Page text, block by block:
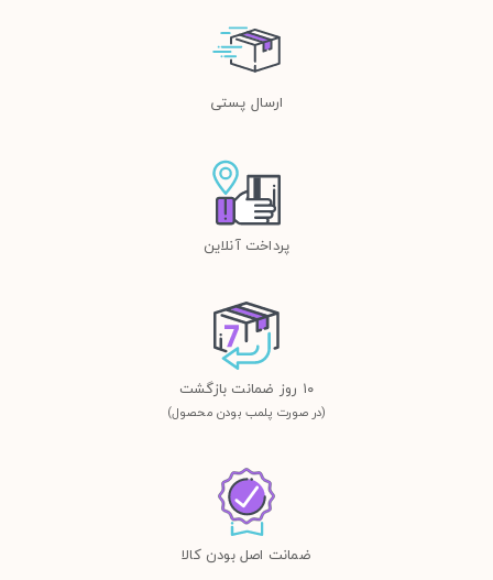
ارسال پستی
پرداخت آنلاین
١٠ روز ضمانت بازگشت
(در صورت پلمب بودن محصول)
ضمانت اصل بودن کالا